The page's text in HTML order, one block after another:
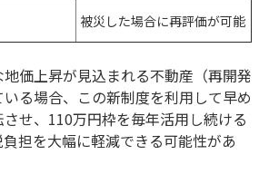
被災した場合に再評価が可能
価上昇が見込まれる不動産（再開発
る場合、この新制度を利用して早め
せ、110万円枠を毎年活用し続ける
担を大幅に軽減できる可能性があ